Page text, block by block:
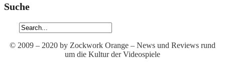
Suche
© 2009 – 2020 by Zockwork Orange – News und Reviews rund
um die Kultur der Videospiele